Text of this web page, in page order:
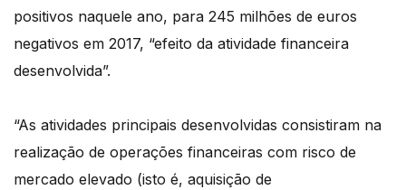
positivos naquele ano, para 245 milhões de euros
negativos em 2017, “efeito da atividade financeira
desenvolvida”.
“As atividades principais desenvolvidas consistiram na
realização de operações financeiras com risco de
mercado elevado (isto é, aquisição de